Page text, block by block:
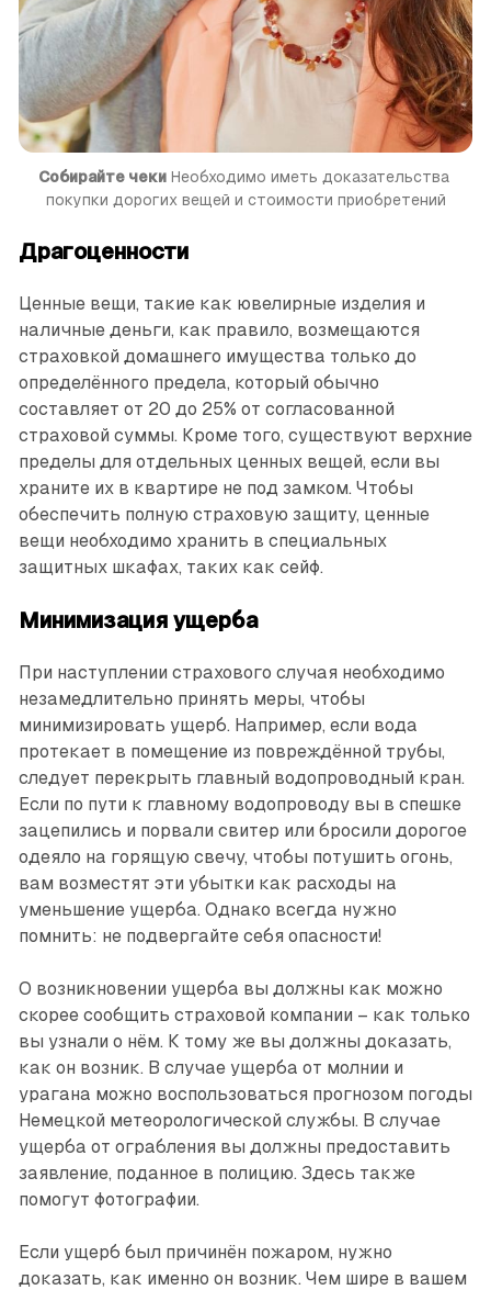
Собирайте чеки Необходимо иметь доказательства
покупки дорогих вещей и стоимости приобретений
Драгоценности
Ценные вещи, такие как ювелирные изделия и
наличные деньги, как правило, возмещаются
страховкой домашнего имущества только до
определённого предела, который обычно
составляет от 20 до 25% от согласованной
страховой суммы. Кроме того, существуют верхние
пределы для отдельных ценных вещей, если вы
храните их в квартире не под замком. Чтобы
обеспечить полную страховую защиту, ценные
вещи необходимо хранить в специальных
защитных шкафах, таких как сейф.
Минимизация ущерба
При наступлении страхового случая необходимо
незамедлительно принять меры, чтобы
минимизировать ущерб. Например, если вода
протекает в помещение из повреждённой трубы,
следует перекрыть главный водопроводный кран.
Если по пути к главному водопроводу вы в спешке
зацепились и порвали свитер или бросили дорогое
одеяло на горящую свечу, чтобы потушить огонь,
вам возместят эти убытки как расходы на
уменьшение ущерба. Однако всегда нужно
помнить: не подвергайте себя опасности!
О возникновении ущерба вы должны как можно
скорее сообщить страховой компании – как только
вы узнали о нём. К тому же вы должны доказать,
как он возник. В случае ущерба от молнии и
урагана можно воспользоваться прогнозом погоды
Немецкой метеорологической службы. В случае
ущерба от ограбления вы должны предоставить
заявление, поданное в полицию. Здесь также
помогут фотографии.
Если ущерб был причинён пожаром, нужно
доказать, как именно он возник. Чем шире в вашем